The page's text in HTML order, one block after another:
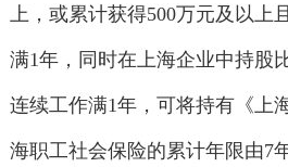
上，或累计获得500万元及以上
满1年，同时在上海企业中持股
连续工作满1年，可将持有《上
海职工社会保险的累计年限由7